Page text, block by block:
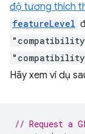
độ tương thích
featureLevel
Hãy xem ví dụ
// Request a